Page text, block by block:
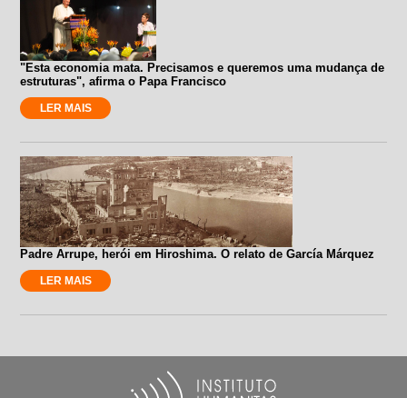
"Esta economia mata. Precisamos e queremos uma mudança de
estruturas", afirma o Papa Francisco
LER MAIS
Padre Arrupe, herói em Hiroshima. O relato de García Márquez
LER MAIS